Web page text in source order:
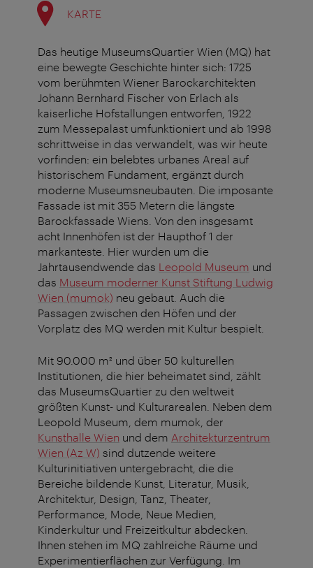
KARTE
Das heutige MuseumsQuartier Wien (MQ) hat
eine bewegte Geschichte hinter sich: 1725
vom berühmten Wiener Barockarchitekten
Johann Bernhard Fischer von Erlach als
kaiserliche Hofstallungen entworfen, 1922
zum Messepalast umfunktioniert und ab 1998
schrittweise in das verwandelt, was wir heute
vorfinden: ein belebtes urbanes Areal auf
historischem Fundament, ergänzt durch
moderne Museumsneubauten. Die imposante
Fassade ist mit 355 Metern die längste
Barockfassade Wiens. Von den insgesamt
acht Innenhöfen ist der Haupthof 1 der
markanteste. Hier wurden um die
Jahrtausendwende das Leopold Museum und
das Museum moderner Kunst Stiftung Ludwig
Wien (mumok) neu gebaut. Auch die
Passagen zwischen den Höfen und der
Vorplatz des MQ werden mit Kultur bespielt.
Mit 90.000 m² und über 50 kulturellen
Institutionen, die hier beheimatet sind, zählt
das MuseumsQuartier zu den weltweit
größten Kunst- und Kulturarealen. Neben dem
Leopold Museum, dem mumok, der
Kunsthalle Wien und dem Architekturzentrum
Wien (Az W) sind dutzende weitere
Kulturinitiativen untergebracht, die die
Bereiche bildende Kunst, Literatur, Musik,
Architektur, Design, Tanz, Theater,
Performance, Mode, Neue Medien,
Kinderkultur und Freizeitkultur abdecken.
Ihnen stehen im MQ zahlreiche Räume und
Experimentierflächen zur Verfügung. Im